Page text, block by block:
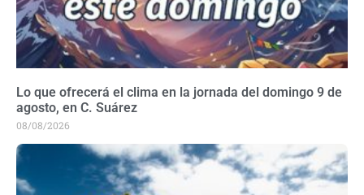
Lo que ofrecerá el clima en la jornada del domingo 9 de
agosto, en C. Suárez
08/08/2026